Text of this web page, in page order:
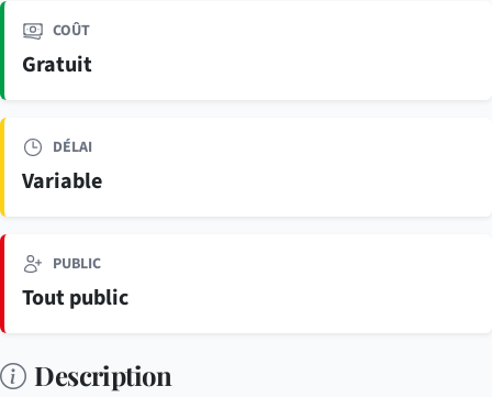
COÛT
Gratuit
DÉLAI
Variable
PUBLIC
Tout public
Description